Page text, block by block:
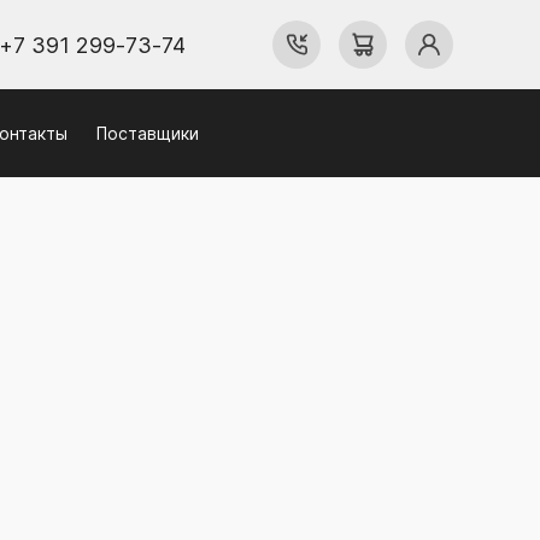
+7 391 299-73-74
Поставщики